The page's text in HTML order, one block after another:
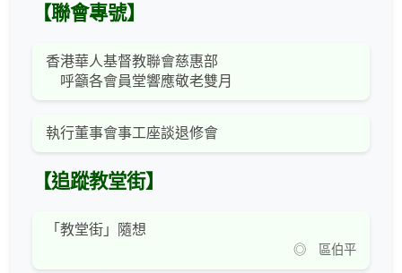
【聯會專號】
香港華人基督教聯會慈惠部
呼籲各會員堂響應敬老雙月
執行董事會事工座談退修會
【追蹤教堂街】
「教堂街」隨想
◎ 區伯平